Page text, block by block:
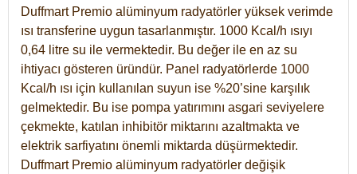
Duffmart Premio alüminyum radyatörler yüksek verimde
ısı transferine uygun tasarlanmıştır. 1000 Kcal/h ısıyı
0,64 litre su ile vermektedir. Bu değer ile en az su
ihtiyacı gösteren üründür. Panel radyatörlerde 1000
Kcal/h ısı için kullanılan suyun ise %20’sine karşılık
gelmektedir. Bu ise pompa yatırımını asgari seviyelere
çekmekte, katılan inhibitör miktarını azaltmakta ve
elektrik sarfiyatını önemli miktarda düşürmektedir.
Duffmart Premio alüminyum radyatörler değişik